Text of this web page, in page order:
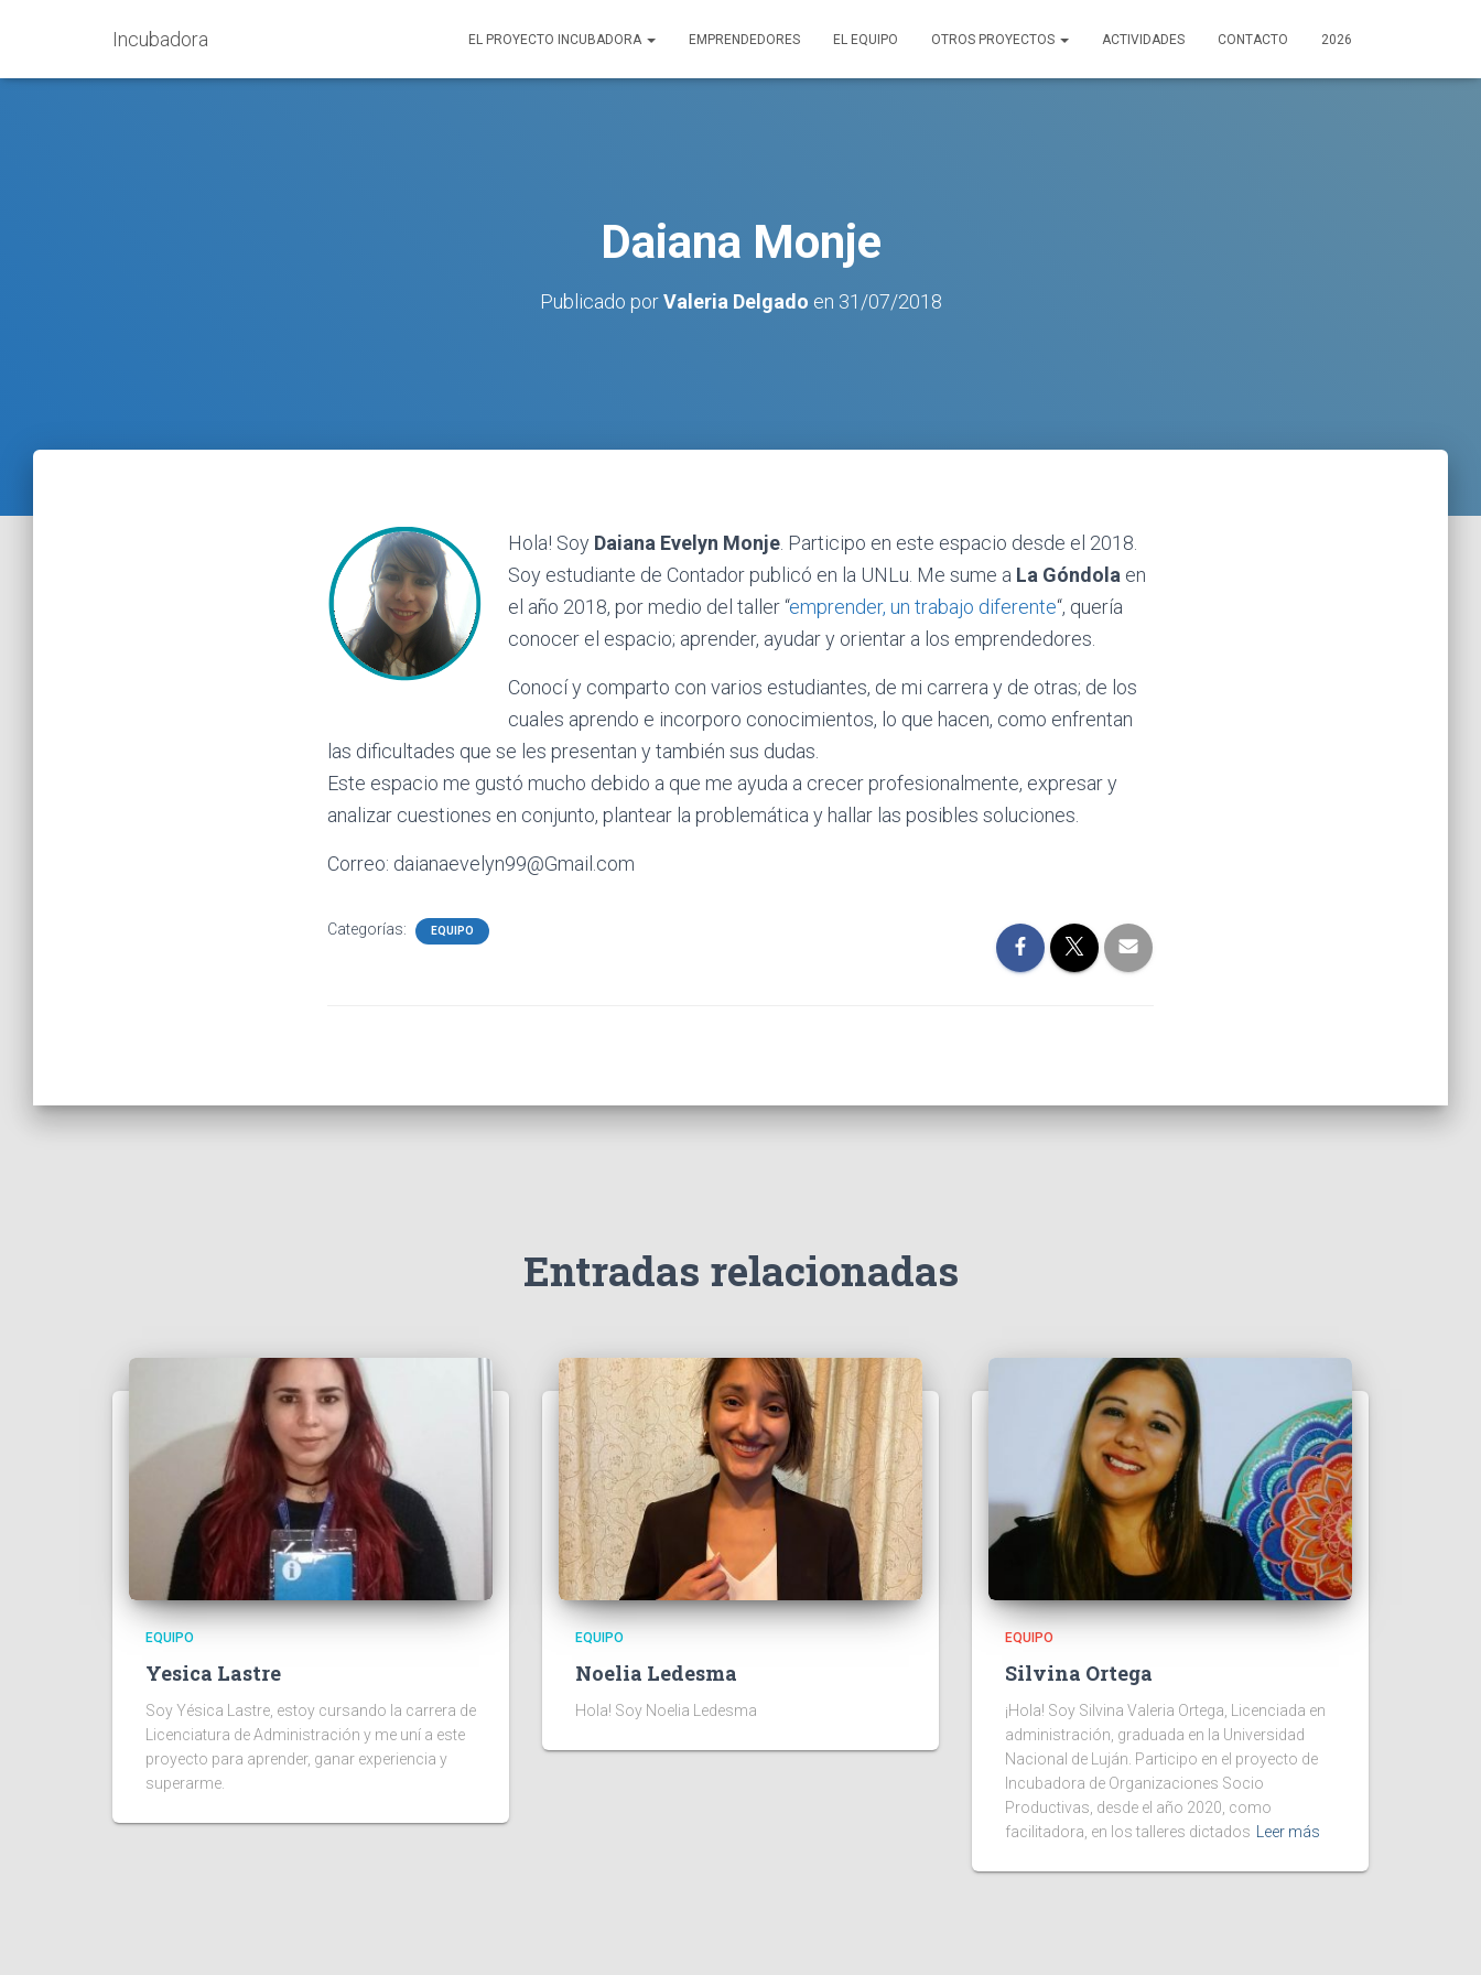
Incubadora EL PROYECTO INCUBADORA EMPRENDEDORES EL EQUIPO OTROS PROYECTOS ACTIVIDADES CONTACTO 2026
Daiana Monje
Publicado porValeria Delgado en 31/07/2018
Hola! Soy Daiana Evelyn Monje . Participo en este espacio desde el 2018.
Soy estudiante de Contador publicó en la UNLu. Me sume a La Góndola en
el año 2018, por medio del taller “emprender, un trabajo diferente“, quería
conocer el espacio; aprender, ayudar y orientar a los emprendedores.
Conocí y comparto con varios estudiantes, de mi carrera y de otras; de los
cuales aprendo e incorporo conocimientos, lo que hacen, como enfrentan
las dificultades que se les presentan y también sus dudas.
Este espacio me gustó mucho debido a que me ayuda a crecer profesionalmente, expresar y
analizar cuestiones en conjunto, plantear la problemática y hallar las posibles soluciones.
Correo: daianaevelyn99@Gmail.com
Categorías: EQUIPO
Entradas relacionadas
EQUIPO
Yesica Lastre
Soy Yésica Lastre, estoy cursando la carrera de
Licenciatura de Administración y me uní a este
proyecto para aprender, ganar experiencia y
superarme.
EQUIPO
Noelia Ledesma
Hola! Soy Noelia Ledesma
EQUIPO
Silvina Ortega
¡Hola! Soy Silvina Valeria Ortega, Licenciada en
administración, graduada en la Universidad
Nacional de Luján. Participo en el proyecto de
Incubadora de Organizaciones Socio
Productivas, desde el año 2020, como
facilitadora, en los talleres dictados
Leer más